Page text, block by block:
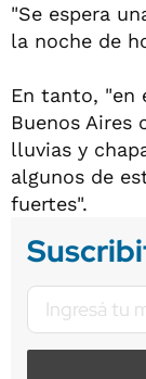
"Se espera
la noche de
En tanto, "en
Buenos Aires
lluvias y
algunos de
fuertes".